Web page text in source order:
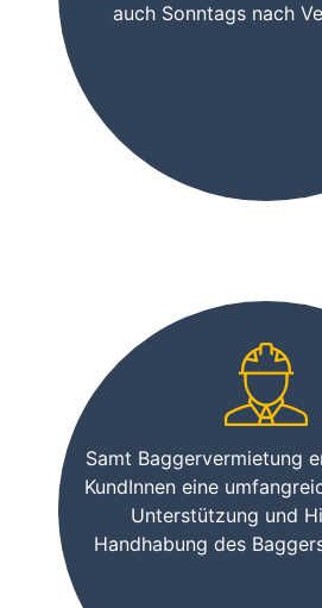
auch Sonntags nach
Samt Baggervermietung
KundInnen eine
Unterstützung und
Handhabung des